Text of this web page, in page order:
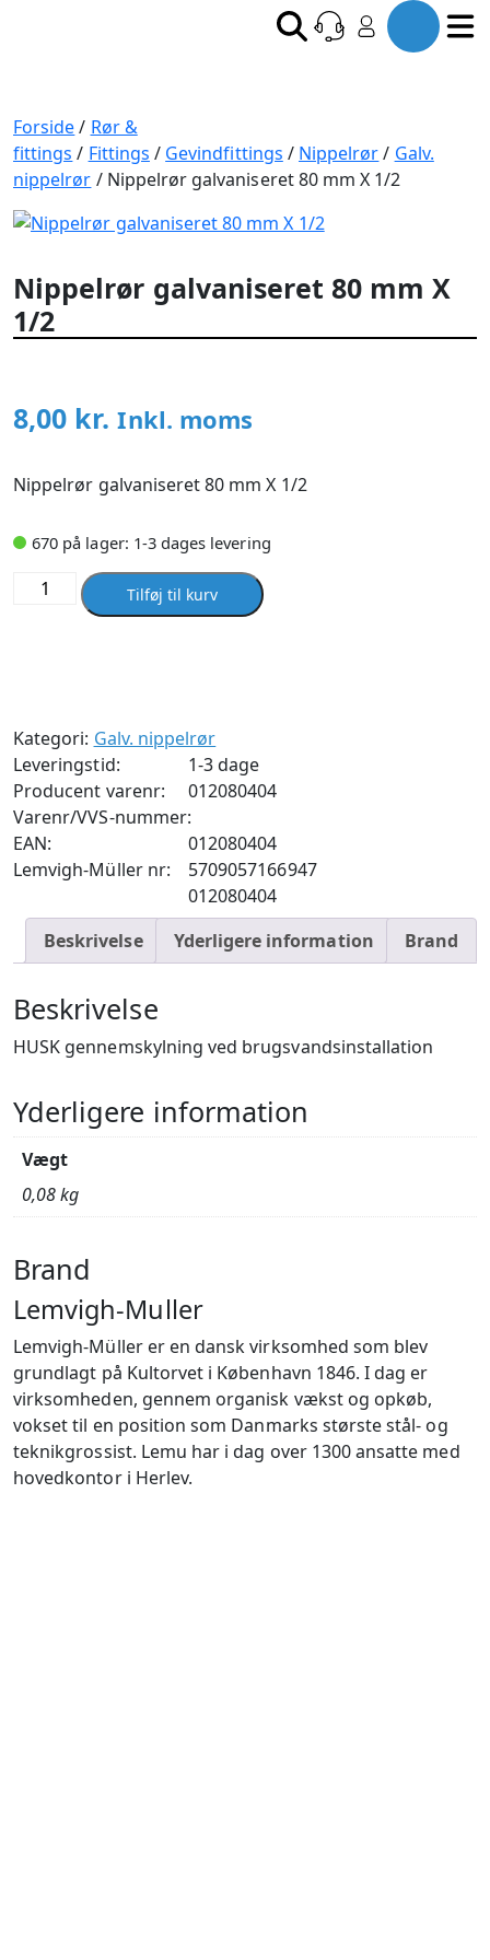
Forside/ Rør &
fittings / Fittings / Gevindfittings / Nippelrør/ Galv.
nippelrør / Nippelrør galvaniseret 80 mm X 1/2
Nippelrør galvaniseret 80 mm X
1/2
8,00 kr. Inkl. moms
Nippelrør galvaniseret 80 mm X 1/2
670 på lager: 1-3 dages levering
Nippelrør
galvaniseret
antal
Tilføj til kurv
Kategori: Galv. nippelrør
Leveringstid:
1-3 dage
Producent varenr:
012080404
Varenr/VVS-nummer:
012080404
EAN:
5709057166947
Lemvigh-Müller nr:
012080404
Beskrivelse
Yderligere information Brand
Beskrivelse
HUSK gennemskylning ved brugsvandsinstallation
Yderligere information
Vægt
0,08 kg
Brand
Lemvigh-Muller
Lemvigh-Müller er en dansk virksomhed som blev
grundlagt på Kultorvet i København 1846. I dag er
virksomheden, gennem organisk vækst og opkøb,
vokset til en position som Danmarks største stål- og
teknikgrossist. Lemu har i dag over 1300 ansatte med
hovedkontor i Herlev.